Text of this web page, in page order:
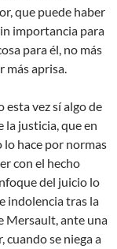
que puede haber
importancia para
para él, no más
más aprisa.
vez sí algo de
la justicia, que en
hace por normas
con el hecho
del juicio lo
indolencia tras la
Mersault, ante una
cuando se niega a